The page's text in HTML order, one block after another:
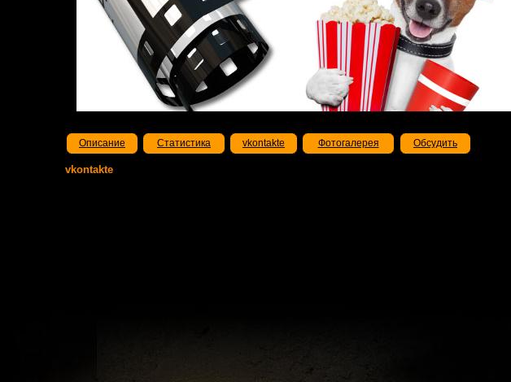
Описание Статистика vkontakte Фотогалерея Обсудить
vkontakte